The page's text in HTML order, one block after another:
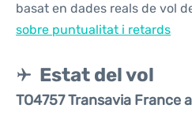
basat en dades reals de vol
sobre puntualitat i retards
Estat del vol
TO4757 Transavia France